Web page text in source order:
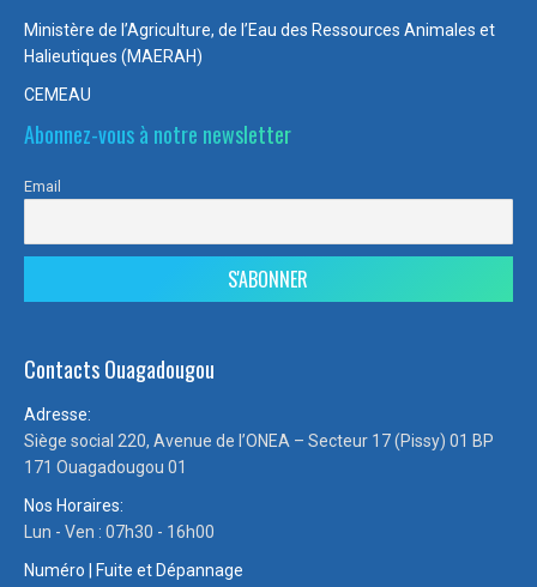
Ministère de l’Agriculture, de l’Eau des Ressources Animales et
Halieutiques (MAERAH)
CEMEAU
Abonnez-vous à notre newsletter
Email
Contacts Ouagadougou
Adresse:
Siège social 220, Avenue de l’ONEA – Secteur 17 (Pissy) 01 BP
171 Ouagadougou 01
Nos Horaires:
Lun - Ven : 07h30 - 16h00
Numéro | Fuite et Dépannage